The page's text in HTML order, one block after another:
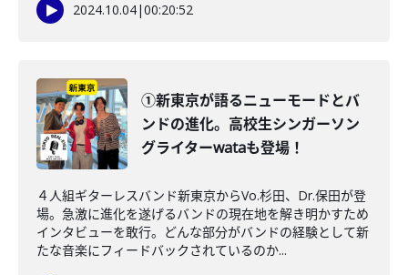
2024.10.04|00:20:52
①新東京が語るニューモードとバ
ンドの進化。高校生シンガーソン
グライターwataも登場！
４人組ギターレスバンド新東京からVo.杉田、Dr.保田が登
場。急激に進化を遂げるバンドの現在地を解き明かすため
インタビューを敢行。どんな部分がバンドの経験として新
たな音楽にフィードバックされているのか...